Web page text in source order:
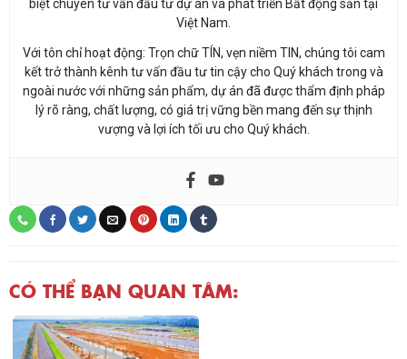
biệt chuyên tư vấn đầu tư dự án và phát triển Bất động sản tại
Việt Nam.
Với tôn chỉ hoạt động: Trọn chữ TÍN, vẹn niềm TIN, chúng tôi cam
kết trở thành kênh tư vấn đầu tư tin cậy cho Quý khách trong và
ngoài nước với những sản phẩm, dự án đã được thẩm định pháp
lý rõ ràng, chất lượng, có giá trị vững bền mang đến sự thịnh
vượng và lợi ích tối ưu cho Quý khách.
CÓ THỂ BẠN QUAN TÂM: